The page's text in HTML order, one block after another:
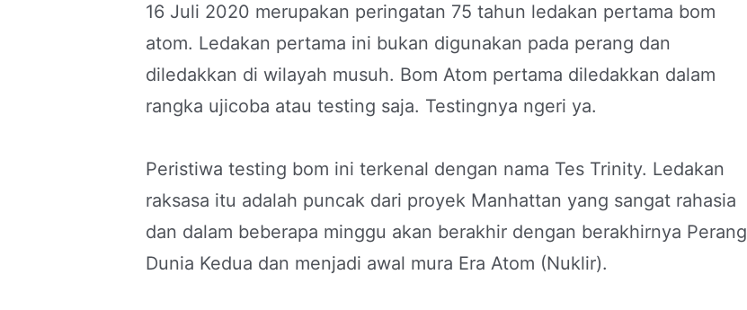
16 Juli 2020 merupakan peringatan 75 tahun ledakan pertama bom
atom. Ledakan pertama ini bukan digunakan pada perang dan
diledakkan di wilayah musuh. Bom Atom pertama diledakkan dalam
rangka ujicoba atau testing saja. Testingnya ngeri ya.
Peristiwa testing bom ini terkenal dengan nama Tes Trinity. Ledakan
raksasa itu adalah puncak dari proyek Manhattan yang sangat rahasia
dan dalam beberapa minggu akan berakhir dengan berakhirnya Perang
Dunia Kedua dan menjadi awal mura Era Atom (Nuklir).